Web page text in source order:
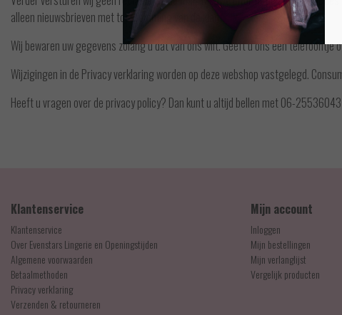
alleen nieuwsbrieven met toestemming van de klant.
Wij bewaren uw gegevens zolang u dat van ons wilt. Geeft u ons een
Wijzigingen in de Privacy verklaring worden op deze webshop vastgelegd.
Heeft u vragen over de privacy policy? Dan kunt u altijd bellen met 06-
Klantenservice
Klantenservice
Over Evenstars Lingerie en Openingstijden
Algemene voorwaarden
Betaalmethoden
Privacy verklaring
Verzenden & retourneren
Mijn account
Inloggen
Mijn bestellingen
Mijn verlanglijst
Vergelijk producten